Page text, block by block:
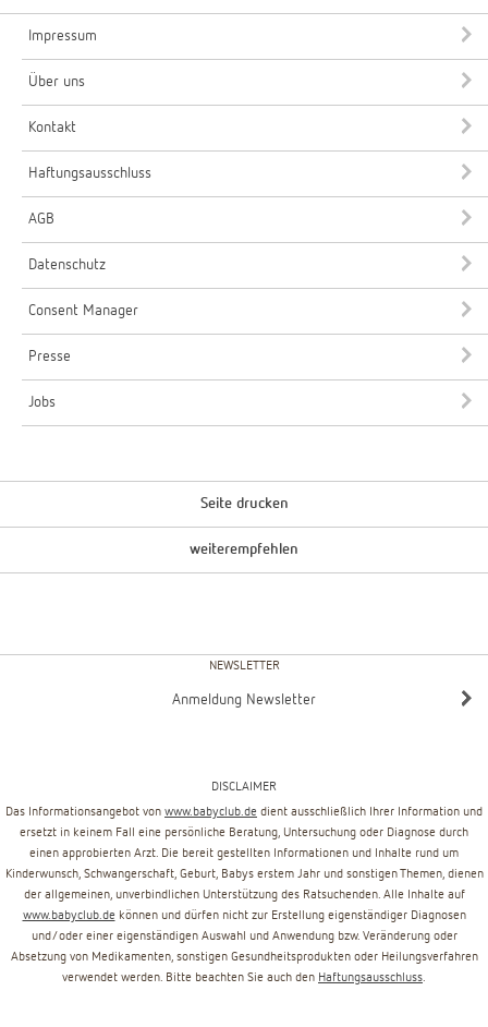
Impressum
Über uns
Kontakt
Haftungsausschluss
AGB
Datenschutz
Consent Manager
Presse
Jobs
Seite drucken
weiterempfehlen
NEWSLETTER
Anmeldung Newsletter
DISCLAIMER
Das Informationsangebot von www.babyclub.de dient ausschließlich Ihrer Information und
ersetzt in keinem Fall eine persönliche Beratung, Untersuchung oder Diagnose durch
einen approbierten Arzt. Die bereit gestellten Informationen und Inhalte rund um
Kinderwunsch, Schwangerschaft, Geburt, Babys erstem Jahr und sonstigen Themen, dienen
der allgemeinen, unverbindlichen Unterstützung des Ratsuchenden. Alle Inhalte auf
www.babyclub.de können und dürfen nicht zur Erstellung eigenständiger Diagnosen
und/oder einer eigenständigen Auswahl und Anwendung bzw. Veränderung oder
Absetzung von Medikamenten, sonstigen Gesundheitsprodukten oder Heilungsverfahren
verwendet werden. Bitte beachten Sie auch den Haftungsausschluss.